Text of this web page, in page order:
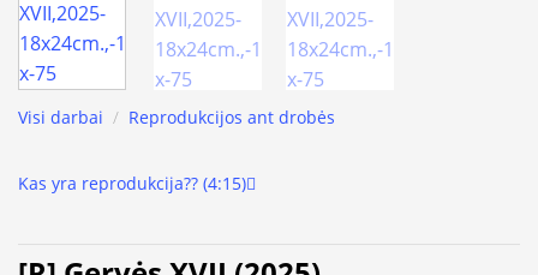
Visi darbai / Reprodukcijos ant drobės
Kas yra reprodukcija?? (4:15)